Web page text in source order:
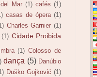
Mar (1) cafés (1)
casas de ópera (1)
Charles Garnier (1)
(1) Cidade Proibida
(1) Colosso de
dança (5) Danúbio
Duško Gojković (1)